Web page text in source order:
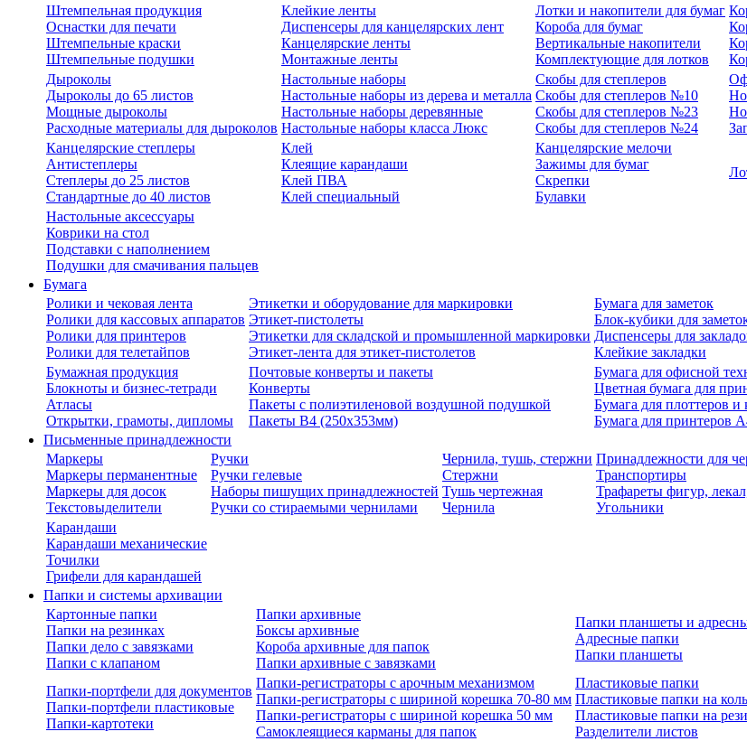
Штемпельная продукция
Оснастки для печати
Штемпельные краски
Штемпельные подушки
Клейкие ленты
Диспенсеры для канцелярских лент
Канцелярские ленты
Монтажные ленты
Лотки и накопители для бумаг
Короба для бумаг
Вертикальные накопители
Комплектующие для лотков
Дыроколы
Дыроколы до 65 листов
Мощные дыроколы
Расходные материалы для дыроколов
Настольные наборы
Настольные наборы из дерева и металла
Настольные наборы деревянные
Настольные наборы класса Люкс
Скобы для степлеров
Скобы для степлеров №10
Скобы для степлеров №23
Скобы для степлеров №24
Канцелярские степлеры
Антистеплеры
Степлеры до 25 листов
Стандартные до 40 листов
Клей
Клеящие карандаши
Клей ПВА
Клей специальный
Канцелярские мелочи
Зажимы для бумаг
Скрепки
Булавки
Настольные аксессуары
Коврики на стол
Подставки с наполнением
Подушки для смачивания пальцев
Бумага
Ролики и чековая лента
Ролики для кассовых аппаратов
Ролики для принтеров
Ролики для телетайпов
Этикетки и оборудование для маркировки
Этикет-пистолеты
Этикетки для складской и промышленной маркировки
Этикет-лента для этикет-пистолетов
Бумага для заметок
Блок-кубики для
Диспенсеры для
Клейкие закладки
Бумажная продукция
Блокноты и бизнес-тетради
Атласы
Открытки, грамоты, дипломы
Почтовые конверты и пакеты
Конверты
Пакеты с полиэтиленовой воздушной подушкой
Пакеты В4 (250х353мм)
Бумага для офисной
Цветная бумага для
Бумага для плоттеров
Бумага для принтеров
Письменные принадлежности
Маркеры
Маркеры перманентные
Маркеры для досок
Текстовыделители
Ручки
Ручки гелевые
Наборы пишущих принадлежностей
Ручки со стираемыми чернилами
Чернила, тушь, стержни
Стержни
Тушь чертежная
Чернила
Принадлежности для
Транспортиры
Трафареты фигур,
Угольники
Карандаши
Карандаши механические
Точилки
Грифели для карандашей
Папки и системы архивации
Картонные папки
Папки на резинках
Папки дело с завязками
Папки с клапаном
Папки архивные
Боксы архивные
Короба архивные для папок
Папки архивные с завязками
Папки планшеты и
Адресные папки
Папки планшеты
Папки-портфели для документов
Папки-портфели пластиковые
Папки-картотеки
Папки-регистраторы с арочным механизмом
Папки-регистраторы с шириной корешка 70-80 мм
Папки-регистраторы с шириной корешка 50 мм
Самоклеящиеся карманы для папок
Пластиковые папки
Пластиковые папки на
Пластиковые папки на
Разделители листов